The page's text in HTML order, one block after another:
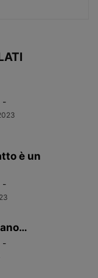
-
è un
-
-